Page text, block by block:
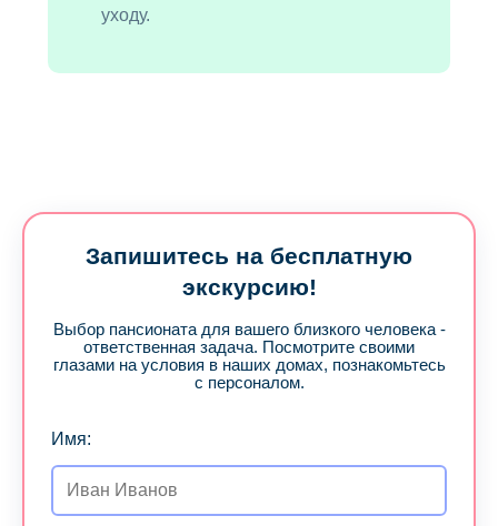
уходу.
Запишитесь на бесплатную
экскурсию!
Выбор пансионата для вашего близкого человека -
ответственная задача. Посмотрите своими
глазами на условия в наших домах, познакомьтесь
с персоналом.
Имя: